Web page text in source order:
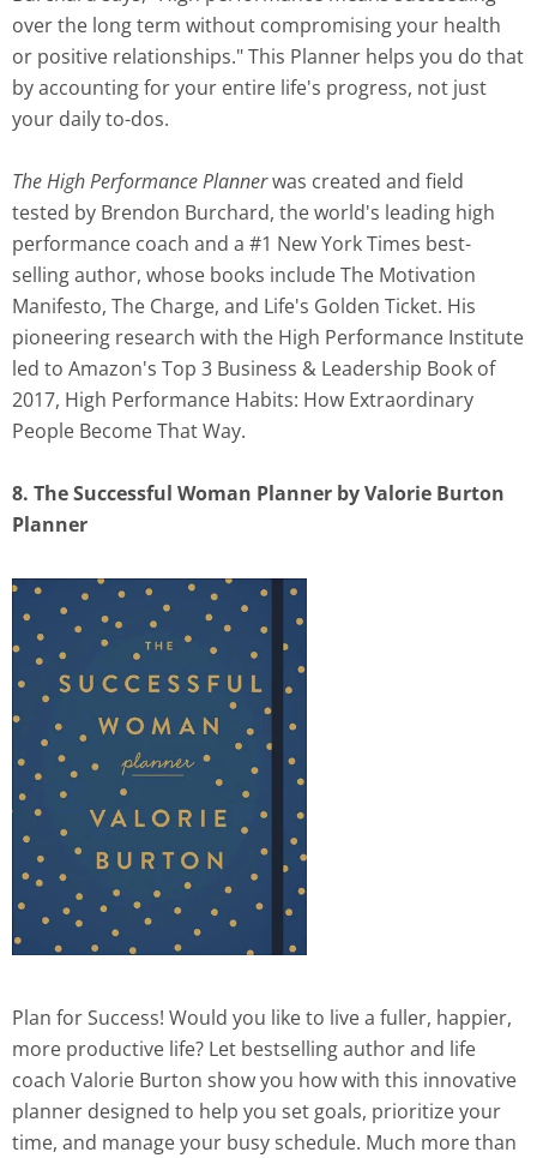
over the long term without compromising your health
or positive relationships." This Planner helps you do that
by accounting for your entire life's progress, not just
your daily to-dos.
The High Performance Plannerwas created and field
tested by Brendon Burchard, the world's leading high
performance coach and a #1 New York Times best-
selling author, whose books include The Motivation
Manifesto, The Charge, and Life's Golden Ticket. His
pioneering research with the High Performance Institute
led to Amazon's Top 3 Business & Leadership Book of
2017, High Performance Habits: How Extraordinary
People Become That Way.
8. The Successful Woman Planner by Valorie Burton
Planner
Plan for Success! Would you like to live a fuller, happier,
more productive life? Let bestselling author and life
coach Valorie Burton show you how with this innovative
planner designed to help you set goals, prioritize your
time, and manage your busy schedule. Much more than